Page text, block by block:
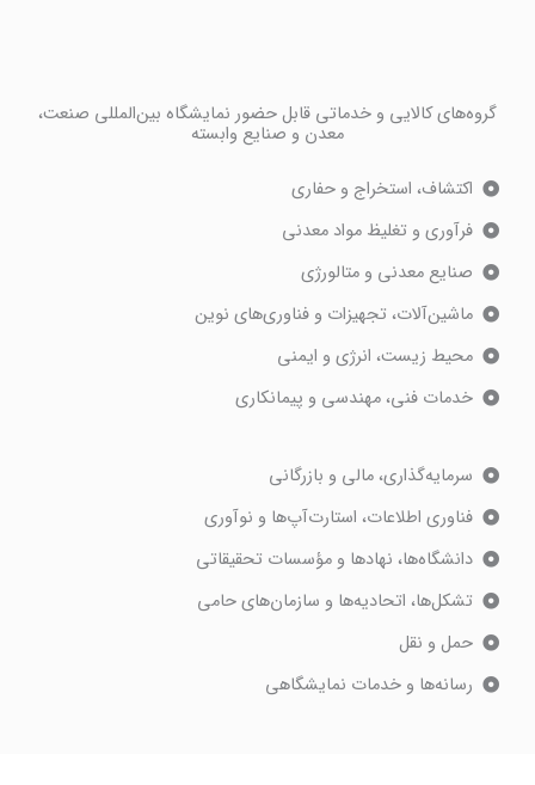
گروه‌های کالایی و خدماتی قابل حضور نمایشگاه بین‌المللی صنعت،
معدن و صنایع وابسته
اکتشاف، استخراج و حفاری
فرآوری و تغلیظ مواد معدنی
صنایع معدنی و متالورژی
ماشین‌آلات، تجهیزات و فناوری‌های نوین
محیط زیست، انرژی و ایمنی
خدمات فنی، مهندسی و پیمانکاری
سرمایه‌گذاری، مالی و بازرگانی
فناوری اطلاعات، استارت‌آپ‌ها و نوآوری
دانشگاه‌ها، نهادها و مؤسسات تحقیقاتی
تشکل‌ها، اتحادیه‌ها و سازمان‌های حامی
حمل و نقل
رسانه‌ها و خدمات نمایشگاهی